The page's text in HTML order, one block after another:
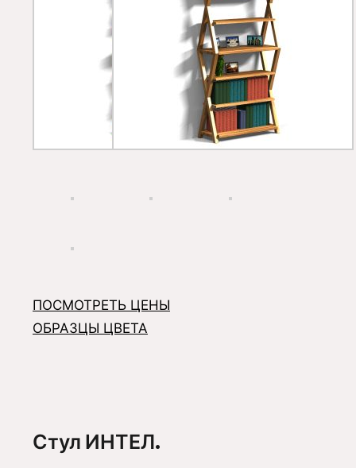
ПОСМОТРЕТЬ ЦЕНЫ
ОБРАЗЦЫ ЦВЕТА
Стул ИНТЕЛ.